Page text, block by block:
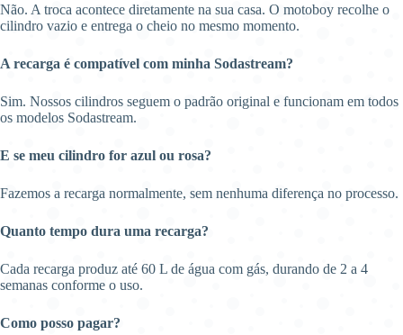
Não. A troca acontece diretamente na sua casa. O motoboy recolhe o
cilindro vazio e entrega o cheio no mesmo momento.
A recarga é compatível com minha Sodastream?
Sim. Nossos cilindros seguem o padrão original e funcionam em todos
os modelos Sodastream.
E se meu cilindro for azul ou rosa?
Fazemos a recarga normalmente, sem nenhuma diferença no processo.
Quanto tempo dura uma recarga?
Cada recarga produz até 60 L de água com gás, durando de 2 a 4
semanas conforme o uso.
Como posso pagar?